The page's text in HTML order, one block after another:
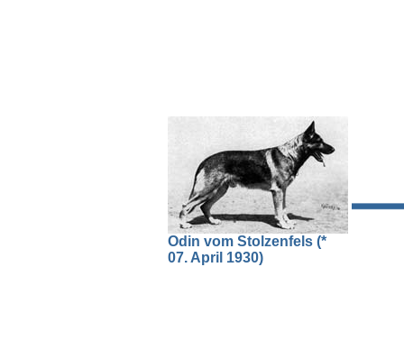
Odin vom Stolzenfels (*
07. April 1930)